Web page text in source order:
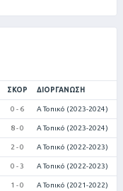
ΣΚΟΡ ΔΙΟΡΓΆΝΩΣΗ
0 - 6 Α Τοπικό (2023-2024)
8 - 0 Α Τοπικό (2023-2024)
2 - 0 Α Τοπικό (2022-2023)
0 - 3 Α Τοπικό (2022-2023)
1 - 0 Α Τοπικό (2021-2022)